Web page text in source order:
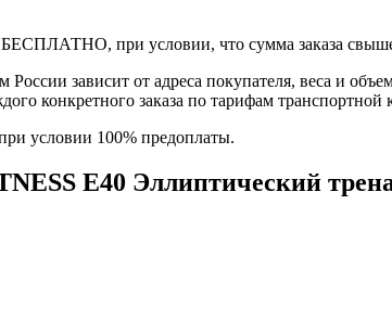
БЕСПЛАТНО, при условии, что сумма заказа
России зависит от адреса покупателя, веса и
конкретного заказа по тарифам транспортной
условии 100% предоплаты.
E40 Эллиптический